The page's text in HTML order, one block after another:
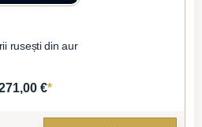
rusești din aur
€*